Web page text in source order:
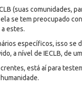
(suas comunidades,
se tem preocupado
estes.
específicos, isso
a nível de IECLB, de
está aí para